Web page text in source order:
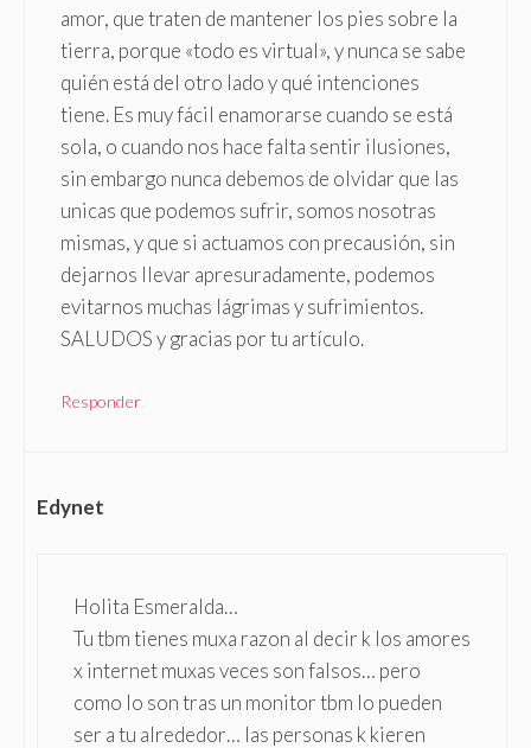
amor, que traten de mantener los pies sobre la
tierra, porque «todo es virtual», y nunca se sabe
quién está del otro lado y qué intenciones
tiene. Es muy fácil enamorarse cuando se está
sola, o cuando nos hace falta sentir ilusiones,
sin embargo nunca debemos de olvidar que las
unicas que podemos sufrir, somos nosotras
mismas, y que si actuamos con precausión, sin
dejarnos llevar apresuradamente, podemos
evitarnos muchas lágrimas y sufrimientos.
SALUDOS y gracias por tu artículo.
Responder
Edynet
Holita Esmeralda…
Tu tbm tienes muxa razon al decir k los amores
x internet muxas veces son falsos… pero
como lo son tras un monitor tbm lo pueden
ser a tu alrededor… las personas k kieren